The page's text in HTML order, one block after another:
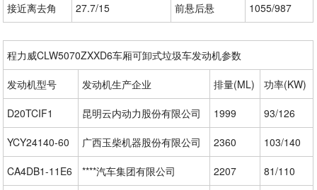
接近离去角 27.7/15 前悬后悬 1055/987
程力威CLW5070ZXXD6车厢可卸式垃圾车发动机参数
发动机型号 发动机生产企业 排量(ML) 功率(KW)
D20TCIF1 昆明云内动力股份有限公司 1999 93/126
YCY24140-60 广西玉柴机器股份有限公司 2360 103/140
CA4DB1-11E6 ****汽车集团有限公司 2207 81/110